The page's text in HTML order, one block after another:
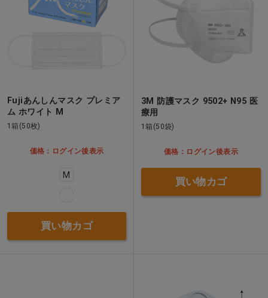
Fujiあんしんマスク プレミア
ム ホワイト M
1箱(50枚)
価格：ログイン後表示
M
買い物カゴ
3M 防護マスク 9502+ N95 医
療用
1箱(50袋)
価格：ログイン後表示
買い物カゴ